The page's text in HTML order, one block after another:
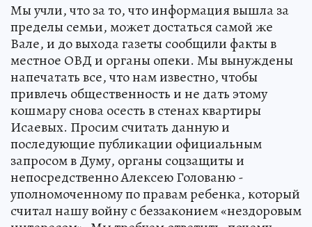
Мы учли, что за то, что информация вышла за
пределы семьи, может достаться самой же
Вале, и до выхода газеты сообщили факты в
местное ОВД и органы опеки. Мы вынуждены
напечатать все, что нам известно, чтобы
привлечь общественность и не дать этому
кошмару снова осесть в стенах квартиры
Исаевых. Просим считать данную и
последующие публикации официальным
запросом в Думу, органы соцзащиты и
непосредственно Алексею Голованю -
уполномоченному по правам ребенка, который
считал нашу войну с беззаконием «нездоровым